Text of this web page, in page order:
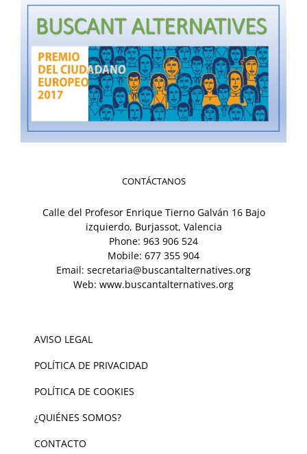
CONTÁCTANOS
Calle del Profesor Enrique Tierno Galván 16 Bajo
izquierdo, Burjassot, Valencia
Phone: 963 906 524
Mobile: 677 355 904
Email: secretaria@buscantalternatives.org
Web: www.buscantalternatives.org
AVISO LEGAL
POLÍTICA DE PRIVACIDAD
POLÍTICA DE COOKIES
¿QUIÉNES SOMOS?
CONTACTO